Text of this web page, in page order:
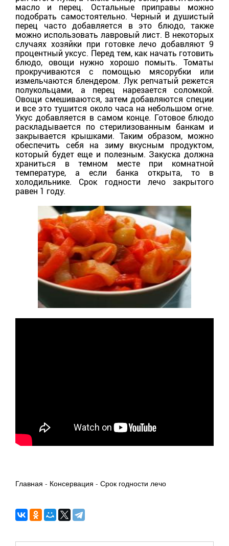
масло и перец. Остальные приправы можно
подобрать самостоятельно. Черный и душистый
перец часто добавляется в это блюдо, также
можно использовать лавровый лист. В некоторых
случаях хозяйки при готовке лечо добавляют 9
процентный уксус. Перед тем, как начать готовить
блюдо, овощи нужно хорошо помыть. Томаты
прокручиваются с помощью мясорубки или
измельчаются блендером. Лук репчатый режется
полукольцами, а перец нарезается соломкой.
Овощи смешиваются, затем добавляются специи
и все это тушится около часа на небольшом огне.
Укус добавляется в самом конце. Готовое блюдо
раскладывается по стерилизованным банкам и
закрывается крышками. Таким образом, можно
обеспечить себя на зиму вкусным продуктом,
который будет еще и полезным. Закуска должна
храниться в темном месте при комнатной
температуре, а если банка открыта, то в
холодильнике. Срок годности лечо закрытого
равен 1 году.
Главная - Консервация - Срок годности лечо